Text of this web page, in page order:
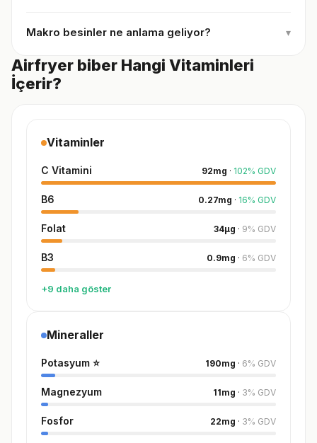
Makro besinler ne anlama geliyor? ▾
Airfryer biber Hangi Vitaminleri
İçerir?
Vitaminler
C Vitamini 92mg · 102% GDV
B6 0.27mg · 16% GDV
Folat 34µg · 9% GDV
B3 0.9mg · 6% GDV
+9 daha göster
Mineraller
Potasyum ⭐ 190mg · 6% GDV
Magnezyum 11mg · 3% GDV
Fosfor 22mg · 3% GDV